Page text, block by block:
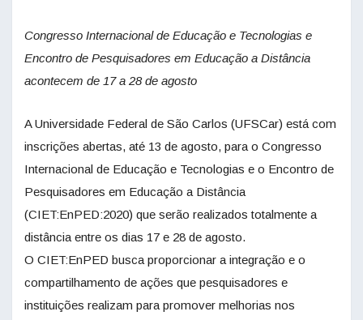
Congresso Internacional de Educação e Tecnologias e
Encontro de Pesquisadores em Educação a Distância
acontecem de 17 a 28 de agosto
A Universidade Federal de São Carlos (UFSCar) está com
inscrições abertas, até 13 de agosto, para o Congresso
Internacional de Educação e Tecnologias e o Encontro de
Pesquisadores em Educação a Distância
(CIET:EnPED:2020) que serão realizados totalmente a
distância entre os dias 17 e 28 de agosto.
O CIET:EnPED busca proporcionar a integração e o
compartilhamento de ações que pesquisadores e
instituições realizam para promover melhorias nos